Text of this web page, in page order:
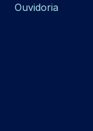
Ouvidoria